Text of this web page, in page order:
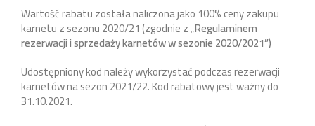
Wartość rabatu została naliczona jako 100% ceny zakupu
karnetu z sezonu 2020/21 (zgodnie z„Regulaminem
rezerwacji i sprzedaży karnetów w sezonie 2020/2021”)
Udostępniony kod należy wykorzystać podczas rezerwacji
karnetów na sezon 2021/22. Kod rabatowy jest ważny do
31.10.2021.